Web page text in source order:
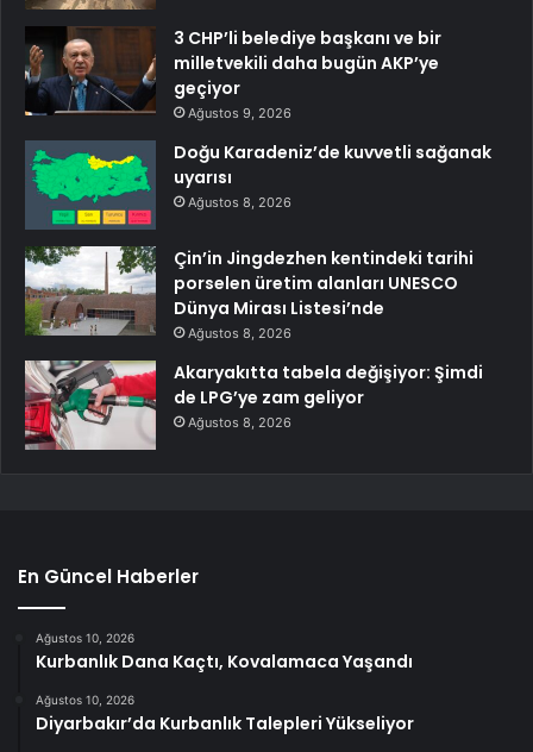
3 CHP’li belediye başkanı ve bir
milletvekili daha bugün AKP’ye
geçiyor
Ağustos 9, 2026
Doğu Karadeniz’de kuvvetli sağanak
uyarısı
Ağustos 8, 2026
Çin’in Jingdezhen kentindeki tarihi
porselen üretim alanları UNESCO
Dünya Mirası Listesi’nde
Ağustos 8, 2026
Akaryakıtta tabela değişiyor: Şimdi
de LPG’ye zam geliyor
Ağustos 8, 2026
En Güncel Haberler
Ağustos 10, 2026
Kurbanlık Dana Kaçtı, Kovalamaca Yaşandı
Ağustos 10, 2026
Diyarbakır’da Kurbanlık Talepleri Yükseliyor